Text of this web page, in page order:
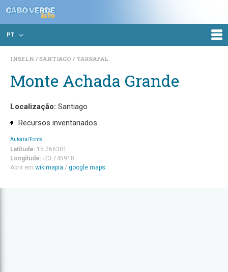
PT
INSELN SANTIAGO TARRAFAL
Monte Achada Grande
Localização: Santiago
Recursos inventariados
Autoria/Fonte
Latitude: 15.266301
Longitude: -23.745918
Abrir em wikimapia / google maps